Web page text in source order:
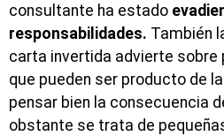
consultante ha estado
responsabilidades. También
carta invertida advierte sobre
que pueden ser producto de
pensar bien la consecuencia
obstante se trata de